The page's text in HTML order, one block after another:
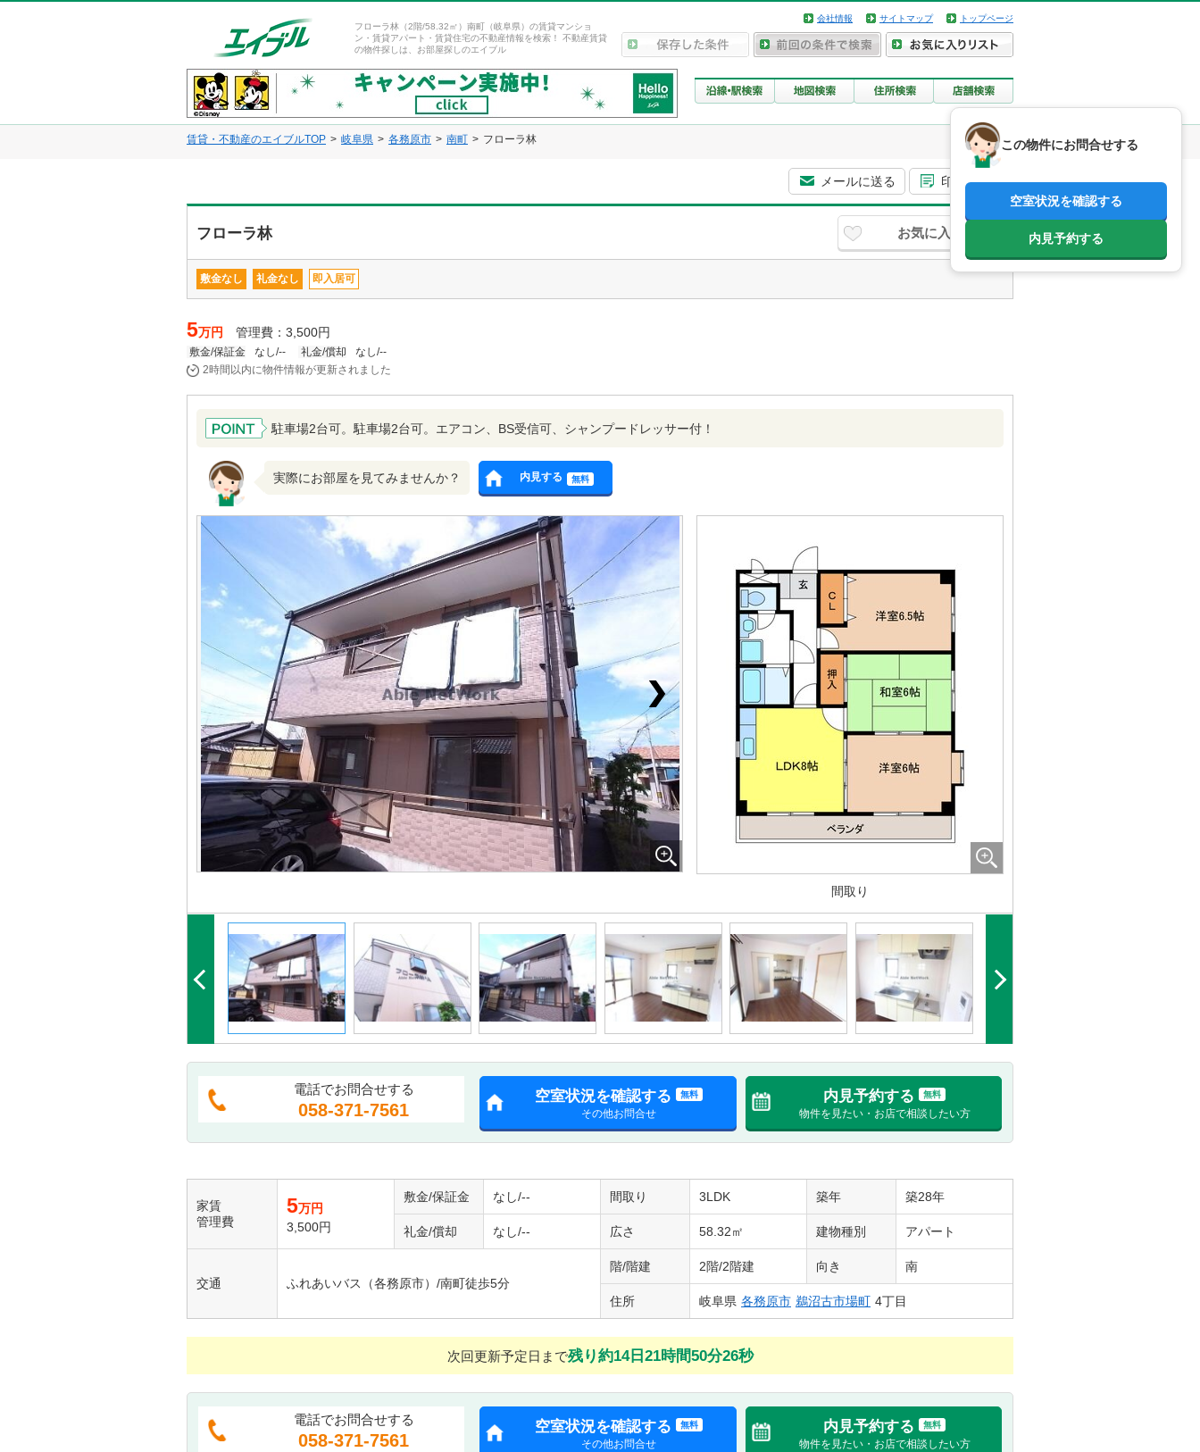
フローラ林（2階/58.32㎡）南町（岐阜県）の賃貸マンショ
ン・賃貸アパート・賃貸住宅の不動産情報を検索！ 不動産賃貸
の物件探しは、お部屋探しのエイブル
会社情報 サイトマップ トップページ
賃貸・不動産のエイブルTOP 岐阜県 各務原市 南町 フローラ林
メールに送る 印刷用画面
フローラ林 お気に入り
敷金なし 礼金なし 即入居可
5万円 管理費：3,500円
敷金/保証金 なし/-- 礼金/償却
なし/--
2時間以内に物件情報が更新されました
駐車場2台可。駐車場2台可。エアコン、BS受信可、シャンプードレッサー付！
実際にお部屋を見てみませんか？ 内見する 無料
間取り
電話でお問合せする
058-371-7561
空室状況を確認する 無料
その他お問合せ
内見予約する 無料
物件を見たい・お店で相談したい方
家賃
管理費
5万円
3,500円
敷金/保証金 なし/-- 間取り 3LDK 築年 築28年
礼金/償却 なし/-- 広さ 58.32㎡ 建物種別 アパート
交通 ふれあいバス（各務原市）/南町徒歩5分
階/階建 2階/2階建 向き 南
住所 岐阜県 各務原市 鵜沼古市場町 4丁目
次回更新予定日まで残り約14日21時間50分25秒
電話でお問合せする
058-371-7561
空室状況を確認する 無料
その他お問合せ
内見予約する 無料
物件を見たい・お店で相談したい方
この物件にお問合せする
空室状況を確認する
内見予約する